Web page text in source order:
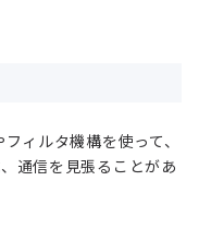
ィルタ機構を使って、
通信を見張ることがあ